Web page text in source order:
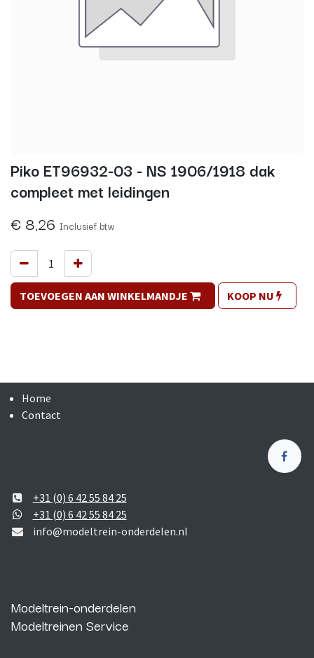
Piko ET96932-03 - NS 1906/1918 dak
compleet met leidingen
€ 8,26 Inclusief btw
TOEVOEGEN AAN WINKELMANDJE KOOP NU
Home
Contact
+31 (0) 6 42 55 84 25
+31 (0) 6 42 55 84 25
info@modeltrein-onderdelen.nl
Modeltrein-onderdelen
Modeltreinen Service